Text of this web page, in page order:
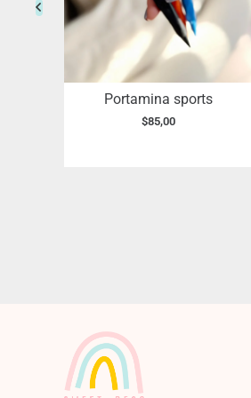
Portamina sports
$85,00